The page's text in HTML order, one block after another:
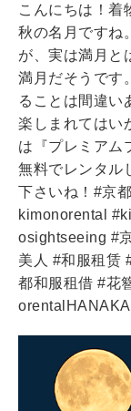
こんにちは！着
秋の名月ですね
が、実は満月と
満月だそうです
ることは間違い
楽しまれてはい
は『プレミアム
無料でレンタル
下さいね！#京
kimonorental
osightseeing #
美人 #和服租赁
都和服租借 #花